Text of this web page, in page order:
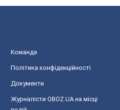
Команда
Політика конфіденційності
Документи
Журналісти OBOZ.UA на місці